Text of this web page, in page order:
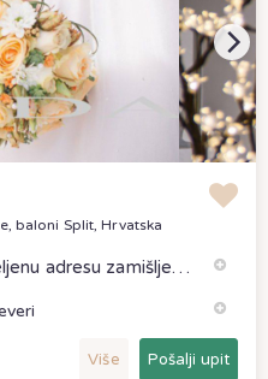
baloni Split, Hrvatska
Online prodaja i dostava na željenu adresu zamišljena je zbog toga da sve užurbaniji način života ne našteti ljepoti darivanja. Cvijeće, zbog svoje krhk
Više Pošalji upit